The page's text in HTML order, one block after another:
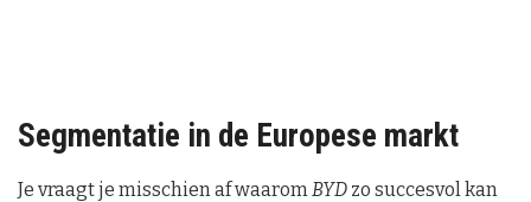
Segmentatie in de Europese markt
Je vraagt je misschien af waarom BYD zo succesvol kan